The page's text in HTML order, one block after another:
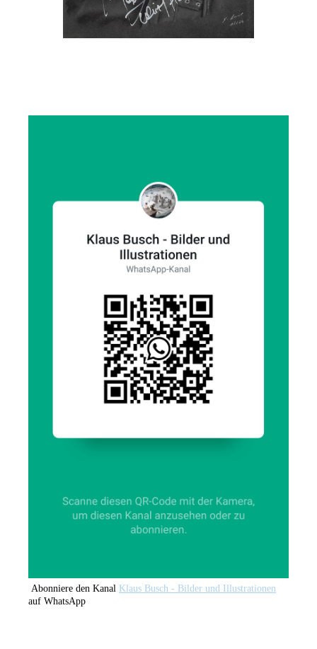
Abonniere den Kanal Klaus Busch - Bilder und Illustrationen
auf WhatsApp